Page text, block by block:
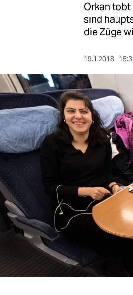
berlin
nord
wahrheit
verlag
verlag
veranstaltungen
shop
fragen & hilfe
unterstützen
genossenschaft
Orkan tobt
sind
die Züge
19.1.2018